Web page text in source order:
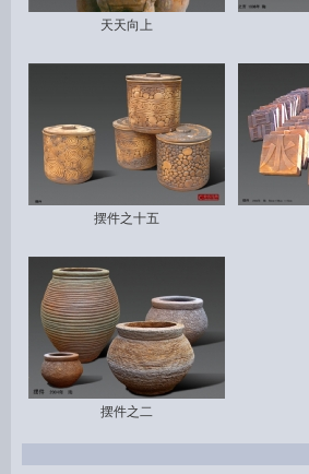
天天向上
摆件之十五
摆件之二